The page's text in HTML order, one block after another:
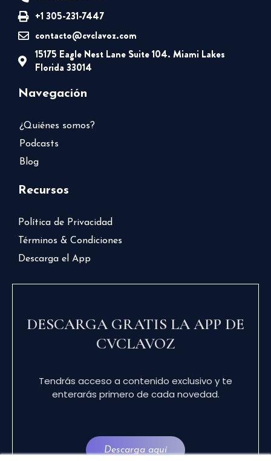
+1 305-231-7447
contacto@cvclavoz.com
15175 Eagle Nest Lane Suite 104. Miami Lakes
Florida 33014
Navegación
¿Quiénes somos?
Podcasts
Blog
Recursos
Política de Privacidad
Términos & Condiciones
Descarga el App
DESCARGA GRATIS LA APP DE
CVCLAVOZ
Tendrás acceso a contenido exclusivo y te
enterarás primero de cada novedad.
Descarga aquí